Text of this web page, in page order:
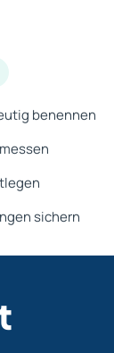
benennen
sichern